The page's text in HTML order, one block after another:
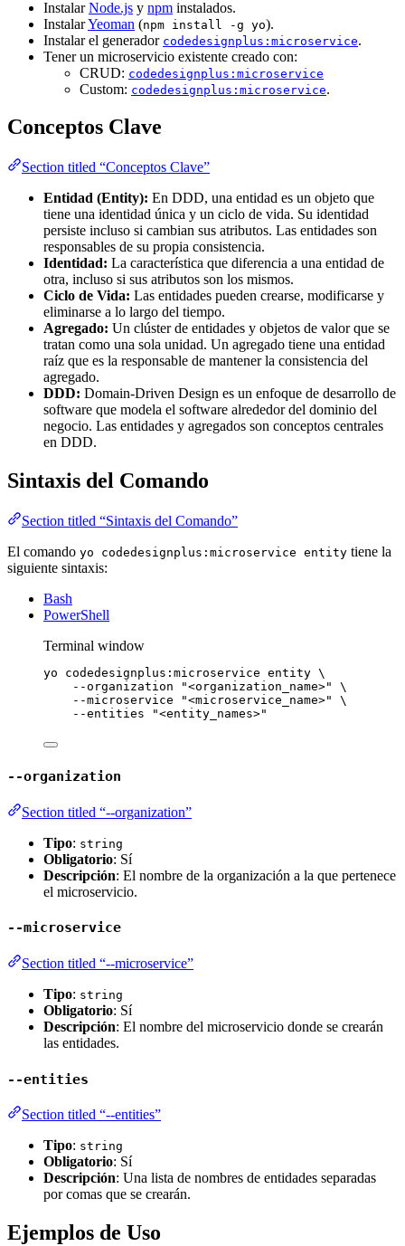
InstalarNode.js y npm instalados.
InstalarYeoman (npm install -g yo).
Instalar el generador codedesignplus:microservice.
Tener un microservicio existente creado con:
CRUD: codedesignplus:microservice
Custom: codedesignplus:microservice.
Conceptos Clave
Section titled “Conceptos Clave”
Entidad (Entity): En DDD, una entidad es un objeto que
tiene una identidad única y un ciclo de vida. Su identidad
persiste incluso si cambian sus atributos. Las entidades son
responsables de su propia consistencia.
Identidad: La característica que diferencia a una entidad de
otra, incluso si sus atributos son los mismos.
Ciclo de Vida: Las entidades pueden crearse, modificarse y
eliminarse a lo largo del tiempo.
Agregado: Un clúster de entidades y objetos de valor que se
tratan como una sola unidad. Un agregado tiene una entidad
raíz que es la responsable de mantener la consistencia del
agregado.
DDD: Domain-Driven Design es un enfoque de desarrollo de
software que modela el software alrededor del dominio del
negocio. Las entidades y agregados son conceptos centrales
en DDD.
Sintaxis del Comando
Section titled “Sintaxis del Comando”
El comando yo codedesignplus:microservice entity tiene la
siguiente sintaxis:
Bash
PowerShell
Terminal window
yo codedesignplus:microservice entity \
--organization
"<organization_name>"
\
--microservice
"<microservice_name>"
\
--entities
"<entity_names>"
--organization
Section titled “--organization”
Tipo: string
Obligatorio: Sí
Descripción: El nombre de la organización a la que pertenece
el microservicio.
--microservice
Section titled “--microservice”
Tipo: string
Obligatorio: Sí
Descripción: El nombre del microservicio donde se crearán
las entidades.
--entities
Section titled “--entities”
Tipo: string
Obligatorio: Sí
Descripción: Una lista de nombres de entidades separadas
por comas que se crearán.
Ejemplos de Uso